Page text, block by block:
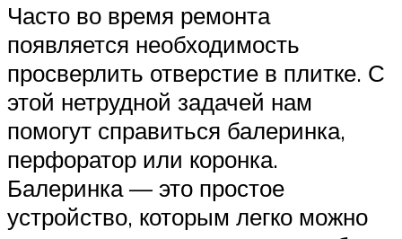
Часто во время ремонта
появляется необходимость
просверлить отверстие в плитке. С
этой нетрудной задачей нам
помогут справиться балеринка,
перфоратор или коронка.
Балеринка — это простое
устройство, которым легко можно